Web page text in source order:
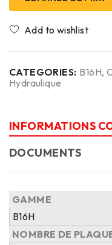
CATEGORIES: B16H,
Hydraulique
INFORMATIONS
DOCUMENTS
GAMME
B16H
NOMBRE DE